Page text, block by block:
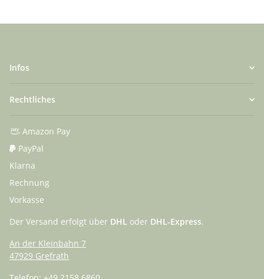
Infos
Rechtliches
Amazon Pay
PayPal
Klarna
Rechnung
Vorkasse
Der Versand erfolgt über DHL oder DHL-Express.
An der Kleinbahn 7
47929 Grefrath